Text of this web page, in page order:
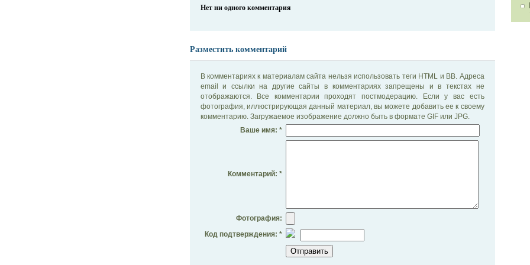
Нет ни одного комментария
Разместить комментарий
В комментариях к материалам сайта нельзя использовать теги HTML и BB. Адреса
email и ссылки на другие сайты в комментариях запрещены и в текстах не
отображаются. Все комментарии проходят постмодерацию. Если у вас есть
фотография, иллюстрирующая данный материал, вы можете добавить ее к своему
комментарию. Загружаемое изображение должно быть в формате GIF или JPG.
Ваше имя: *
Комментарий: *
Фотография:
Код подтверждения: *